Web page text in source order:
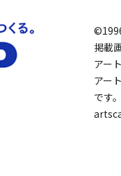
掲載
アー
アー
です。